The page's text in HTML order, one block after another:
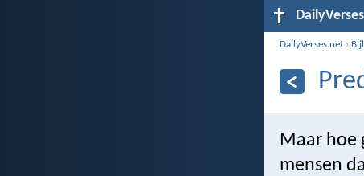
DailyVerses.net ›
Maar hoe
mensen